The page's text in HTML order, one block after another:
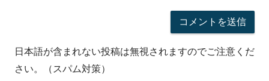
日本語が含まれない投稿は無視されますのでご注意くだ
さい。（スパム対策）